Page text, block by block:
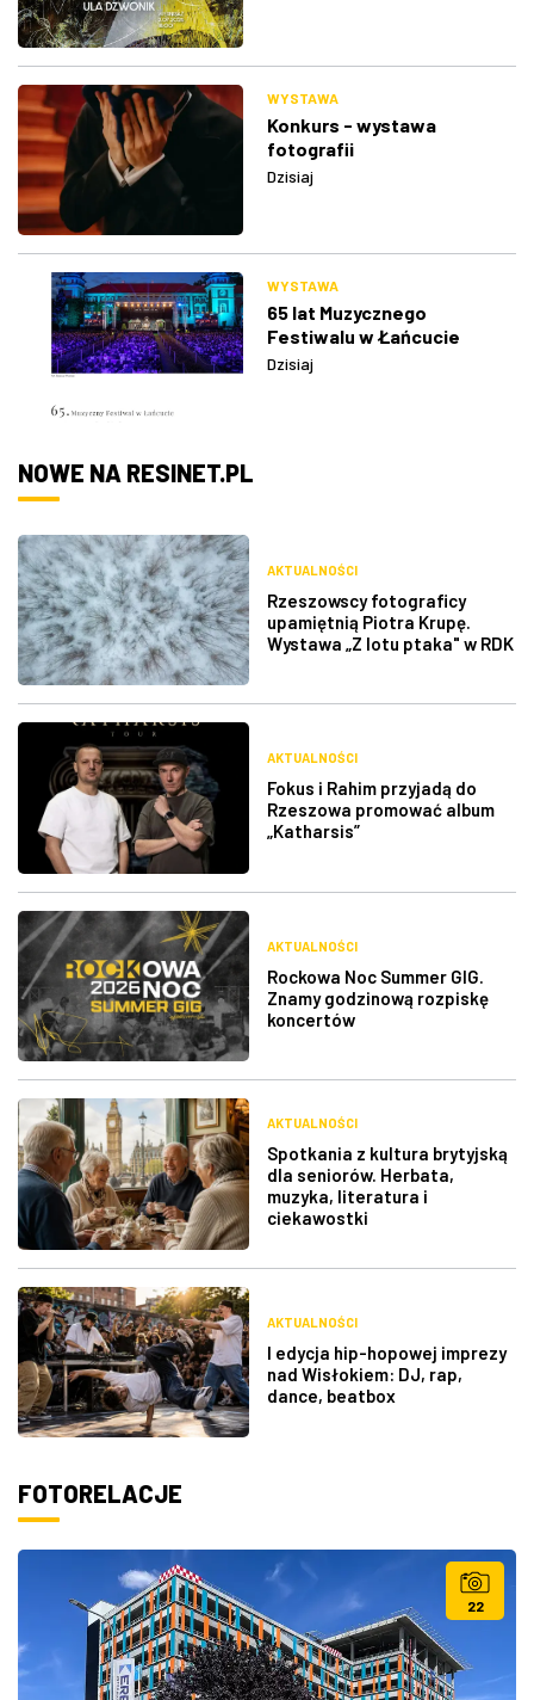
WYSTAWA
Konkurs - wystawa
fotografii
Dzisiaj
WYSTAWA
65 lat Muzycznego
Festiwalu w Łańcucie
Dzisiaj
NOWE NA RESINET.PL
AKTUALNOŚCI
Rzeszowscy fotograficy
upamiętnią Piotra Krupę.
Wystawa „Z lotu ptaka" w RDK
AKTUALNOŚCI
Fokus i Rahim przyjadą do
Rzeszowa promować album
„Katharsis”
AKTUALNOŚCI
Rockowa Noc Summer GIG.
Znamy godzinową rozpiskę
koncertów
AKTUALNOŚCI
Spotkania z kultura brytyjską
dla seniorów. Herbata,
muzyka, literatura i
ciekawostki
AKTUALNOŚCI
I edycja hip-hopowej imprezy
nad Wisłokiem: DJ, rap,
dance, beatbox
FOTORELACJE
22